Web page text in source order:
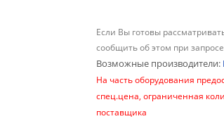
Если Вы готовы
сообщить об этом при
Возможные производители:
На часть оборудования
спец.цена, ограниченная
поставщика